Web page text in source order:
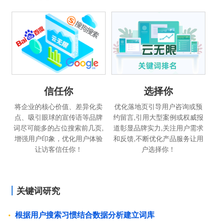
信任你
将企业的核心价值、差异化卖
点、吸引眼球的宣传语等品牌
词尽可能多的占位搜索前几页,
增强用户印象，优化用户体验
让访客信任你！
选择你
优化落地页引导用户咨询或预
约留言,引用大型案例或权威报
道彰显品牌实力,关注用户需求
和反馈,不断优化产品服务让用
户选择你！
关键词研究
根据用户搜索习惯结合数据分析建立词库